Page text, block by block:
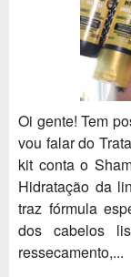
Oi gente! Tem
vou falar do
kit conta o
Hidratação da
traz fórmula
dos cabelos
ressecamento,...